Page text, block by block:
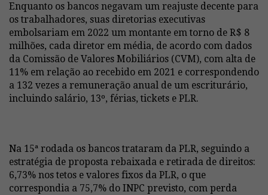
Enquanto os bancos negavam um reajuste decente para
os trabalhadores, suas diretorias executivas
embolsariam em 2022 um montante em torno de R$ 8
milhões, cada diretor em média, de acordo com dados
da Comissão de Valores Mobiliários (CVM), com alta de
11% em relação ao recebido em 2021 e correspondendo
a 132 vezes a remuneração anual de um escriturário,
incluindo salário, 13º, férias, tickets e PLR.
Na 15ª rodada os bancos trataram da PLR, seguindo a
estratégia de proposta rebaixada e retirada de direitos:
6,73% nos tetos e valores fixos da PLR, o que
correspondia a 75,7% do INPC previsto, com perda